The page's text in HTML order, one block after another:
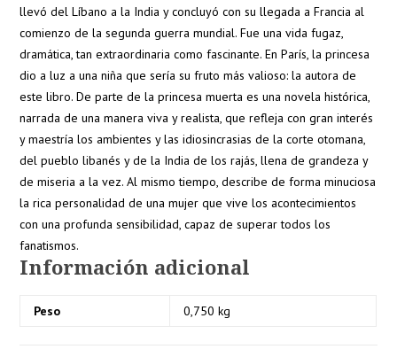
llevó del Líbano a la India y concluyó con su llegada a Francia al
comienzo de la segunda guerra mundial. Fue una vida fugaz,
dramática, tan extraordinaria como fascinante. En París, la princesa
dio a luz a una niña que sería su fruto más valioso: la autora de
este libro. De parte de la princesa muerta es una novela histórica,
narrada de una manera viva y realista, que refleja con gran interés
y maestría los ambientes y las idiosincrasias de la corte otomana,
del pueblo libanés y de la India de los rajás, llena de grandeza y
de miseria a la vez. Al mismo tiempo, describe de forma minuciosa
la rica personalidad de una mujer que vive los acontecimientos
con una profunda sensibilidad, capaz de superar todos los
fanatismos.
Información adicional
Peso 0,750 kg